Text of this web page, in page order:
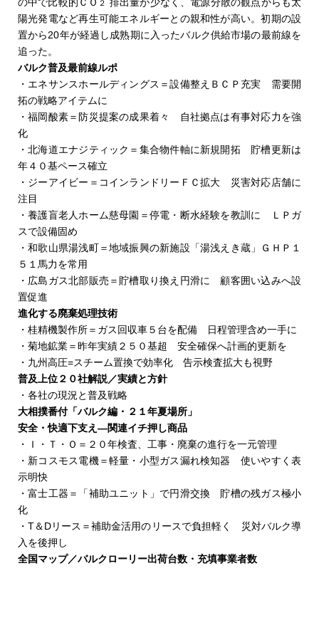
ョンなど。つばめ電気はこれまでガス顧客のみサービスを
提供していたが、ＬＩＮＥでの顧客応対開始に合わせ、今
後は月平均使用量２００㌔㍗時超でウェブ明細を利用しク
レジットカード払いのユーザーは誰でも申し込みを受け付
ける。
ＧＨＰコンソーシアムは19日から「ＧＨＰフォーラムＯｎ
ｌｉｎｅ２０２１」をスタートした。ＧＨＰフォーラムは
同コンソーシアムの主要事業の一つであるが、今夏は新型
コロナウイルス感染症の影響で会場での開催が困難になっ
たことから、ＧＨＰの最新情報を七つのテーマ・12件の動
画で順次配信する。配信期間は約２カ月を予定している。
参加希望者は石油化学新聞社のホームページのオンライン
サイトで受け付ける。参加費は１万１千円で、ＧＨＰコン
ソーシアム会員は無料。配信動画の概要を紹介する。
２
陽光発電など再生可能エネルギーとの親和性が高い。初期の設
置から20年が経過し成熟期に入ったバルク供給市場の最前線を
追った。
バルク普及最前線ルポ
・エネサンスホールディングス＝設備整えＢＣＰ充実 需要開
拓の戦略アイテムに
・福岡酸素＝防災提案の成果着々 自社拠点は有事対応力を強
化
・北海道エナジティック＝集合物件軸に新規開拓 貯槽更新は
年４０基ペース確立
・ジーアイビー＝コインランドリーＦＣ拡大 災害対応店舗に
注目
・養護盲老人ホーム慈母園＝停電・断水経験を教訓に ＬＰガ
スで設備固め
・和歌山県湯浅町＝地域振興の新施設「湯浅えき蔵」ＧＨＰ１
５１馬力を常用
・広島ガス北部販売＝貯槽取り換え円滑に 顧客囲い込みへ設
置促進
進化する廃棄処理技術
・桂精機製作所＝ガス回収車５台を配備 日程管理含め一手に
・菊地鉱業＝昨年実績２５０基超 安全確保へ計画的更新を
・九州高圧=スチーム置換で効率化 告示検査拡大も視野
普及上位２０社解説／実績と方針
・各社の現況と普及戦略
大相撲番付「バルク編・２１年夏場所」
安全・快適下支え―関連イチ押し商品
・Ｉ・Ｔ・Ｏ＝２０年検査、工事・廃棄の進行を一元管理
・新コスモス電機＝軽量・小型ガス漏れ検知器 使いやすく表
示明快
・富士工器＝「補助ユニット」で円滑交換 貯槽の残ガス極小
化
・T＆Dリース＝補助金活用のリースで負担軽く 災対バルク導
入を後押し
全国マップ／バルクローリー出荷台数・充填事業者数